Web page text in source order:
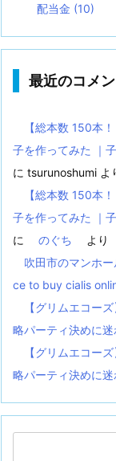
配当金 (10)
最近のコメ
【総本数 150本
子を作ってみた ｜
に tsurunoshumi よ
【総本数 150本
子を作ってみた ｜
に
のぐち
より
吹田市のマンホ
ce to buy cialis
【グリムエコー
略パーティ決めに迷
【グリムエコー
略パーティ決めに迷